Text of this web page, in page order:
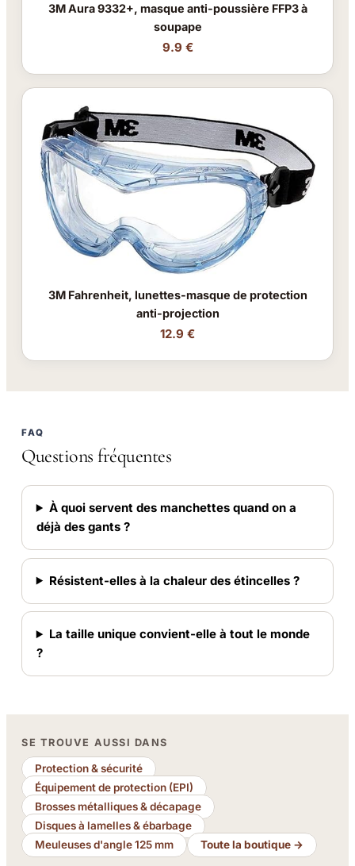
3M Aura 9332+, masque anti-poussière FFP3 à
soupape
9.9 €
3M Fahrenheit, lunettes-masque de protection
anti-projection
12.9 €
FAQ
Questions fréquentes
À quoi servent des manchettes quand on a
déjà des gants ?
Résistent-elles à la chaleur des étincelles ?
La taille unique convient-elle à tout le monde
?
SE TROUVE AUSSI DANS
Protection & sécurité
Équipement de protection (EPI)
Brosses métalliques & décapage
Disques à lamelles & ébarbage
Meuleuses d'angle 125 mm
Toute la boutique →